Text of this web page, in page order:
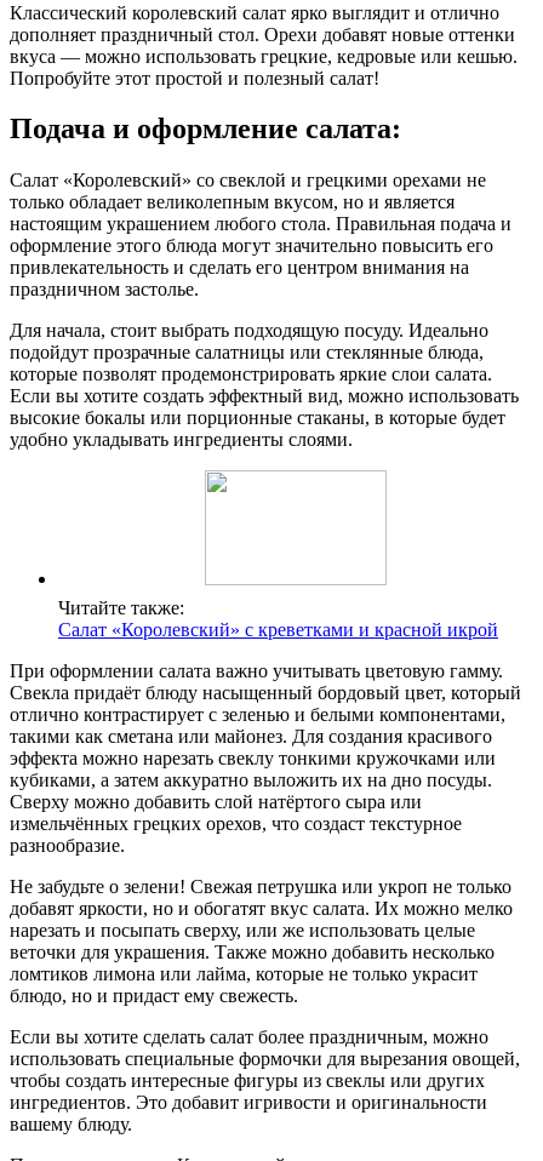
Классический королевский салат ярко выглядит и отлично
дополняет праздничный стол. Орехи добавят новые оттенки
вкуса — можно использовать грецкие, кедровые или кешью.
Попробуйте этот простой и полезный салат!
Подача и оформление салата:
Салат «Королевский» со свеклой и грецкими орехами не
только обладает великолепным вкусом, но и является
настоящим украшением любого стола. Правильная подача и
оформление этого блюда могут значительно повысить его
привлекательность и сделать его центром внимания на
праздничном застолье.
Для начала, стоит выбрать подходящую посуду. Идеально
подойдут прозрачные салатницы или стеклянные блюда,
которые позволят продемонстрировать яркие слои салата.
Если вы хотите создать эффектный вид, можно использовать
высокие бокалы или порционные стаканы, в которые будет
удобно укладывать ингредиенты слоями.
Читайте также:
Салат «Королевский» с креветками и красной икрой
При оформлении салата важно учитывать цветовую гамму.
Свекла придаёт блюду насыщенный бордовый цвет, который
отлично контрастирует с зеленью и белыми компонентами,
такими как сметана или майонез. Для создания красивого
эффекта можно нарезать свеклу тонкими кружочками или
кубиками, а затем аккуратно выложить их на дно посуды.
Сверху можно добавить слой натёртого сыра или
измельчённых грецких орехов, что создаст текстурное
разнообразие.
Не забудьте о зелени! Свежая петрушка или укроп не только
добавят яркости, но и обогатят вкус салата. Их можно мелко
нарезать и посыпать сверху, или же использовать целые
веточки для украшения. Также можно добавить несколько
ломтиков лимона или лайма, которые не только украсит
блюдо, но и придаст ему свежесть.
Если вы хотите сделать салат более праздничным, можно
использовать специальные формочки для вырезания овощей,
чтобы создать интересные фигуры из свеклы или других
ингредиентов. Это добавит игривости и оригинальности
вашему блюду.